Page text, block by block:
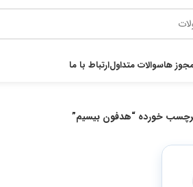
هاسوالات متداولارتباط با ما
خورده “هدفون بیسیم”